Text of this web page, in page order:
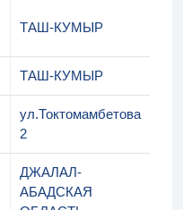
ТАШ-КУМЫР
ТАШ-КУМЫР
ул.Токтомамбетова
2
ДЖАЛАЛ-
АБАДСКАЯ